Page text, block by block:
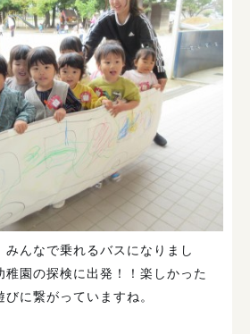
みんなで乗れるバスになりまし
稚園の探検に出発！！楽しかった
に繋がっていますね。